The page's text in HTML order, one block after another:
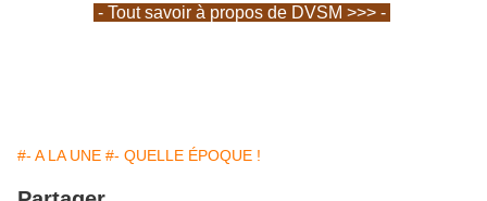
- Tout savoir à propos de DVSM >>> -
#- A LA UNE #- QUELLE ÉPOQUE !